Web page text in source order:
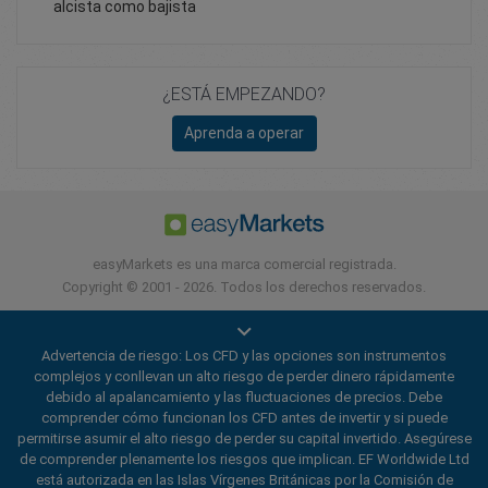
alcista como bajista
¿ESTÁ EMPEZANDO?
Aprenda a operar
easyMarkets es una marca comercial registrada.
Copyright © 2001 - 2026. Todos los derechos reservados.
Advertencia de riesgo: Los CFD y las opciones son instrumentos
complejos y conllevan un alto riesgo de perder dinero rápidamente
debido al apalancamiento y las fluctuaciones de precios. Debe
comprender cómo funcionan los CFD antes de invertir y si puede
permitirse asumir el alto riesgo de perder su capital invertido. Asegúrese
de comprender plenamente los riesgos que implican. EF Worldwide Ltd
está autorizada en las Islas Vírgenes Británicas por la Comisión de